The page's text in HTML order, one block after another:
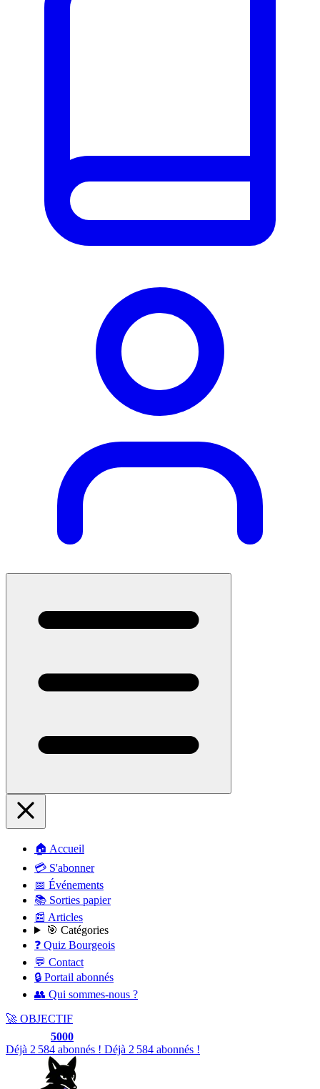
🏠 Accueil
💳 S'abonner
📅 Événements
📚 Sorties papier
📰 Articles
🎯 Catégories
❓ Quiz Bourgeois
💬 Contact
🔒 Portail abonnés
👥 Qui sommes-nous ?
🚀 OBJECTIF
5000
Déjà 2 587 abonnés ! Déjà 2 587 abonnés !